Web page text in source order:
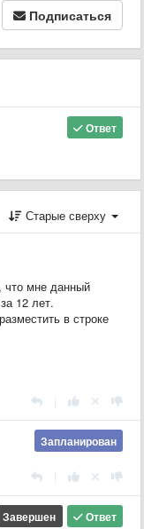
Подписаться
Ответ
Старые сверху
что мне данный
12 лет.
в строке
Запланирован
Ответ
Завершен